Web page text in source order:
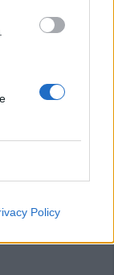
Policy
di questo
la linea editoriale
I commenti
in automatico dal